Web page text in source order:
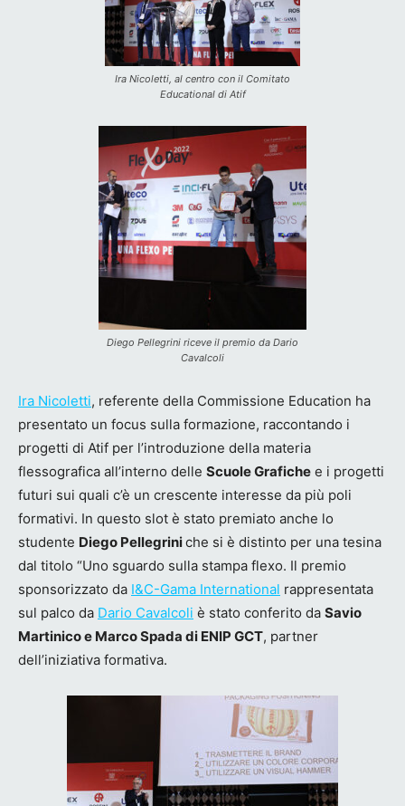
Ira Nicoletti, al centro con il Comitato
Educational di Atif
Diego Pellegrini riceve il premio da Dario
Cavalcoli
Ira Nicoletti, referente della Commissione Education ha
presentato un focus sulla formazione, raccontando i
progetti di Atif per l’introduzione della materia
flessografica all’interno delle Scuole Grafiche e i progetti
futuri sui quali c’è un crescente interesse da più poli
formativi. In questo slot è stato premiato anche lo
studente Diego Pellegriniche si è distinto per una tesina
dal titolo “Uno sguardo sulla stampa flexo. Il premio
sponsorizzato da I&C-Gama International rappresentata
sul palco da Dario Cavalcoli è stato conferito da Savio
Martinico e Marco Spada di ENIP GCT, partner
dell’iniziativa formativa.